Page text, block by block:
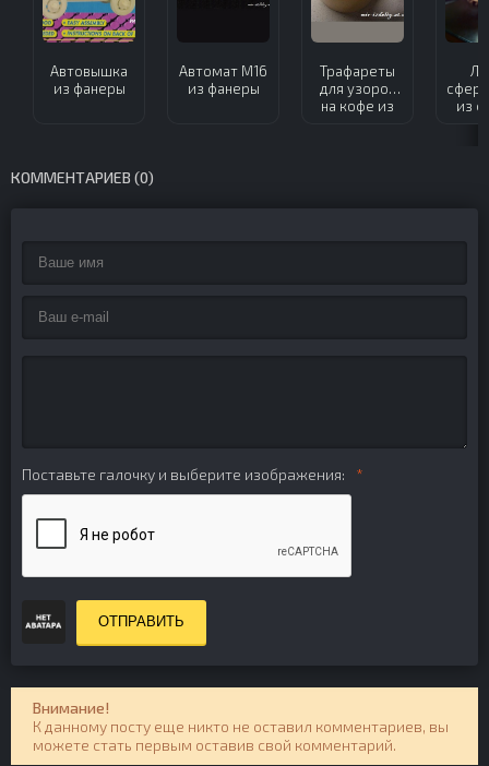
Автовышка
из фанеры
Автомат М16
из фанеры
Трафареты
для узоров
на кофе из
из
КОММЕНТАРИЕВ (0)
Поставьте галочку и выберите изображения:
ОТПРАВИТЬ
Внимание!
К данному посту еще никто не оставил комментариев, вы
можете стать первым оставив свой комментарий.